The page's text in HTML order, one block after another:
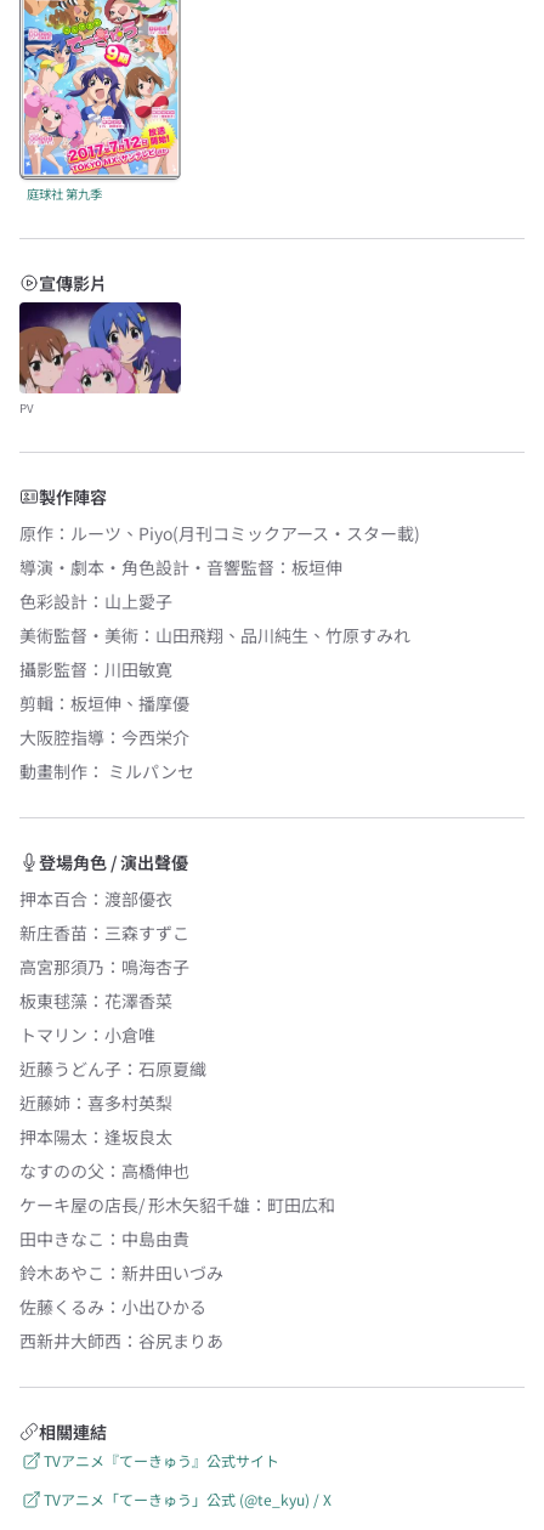
庭球社 第九季
宣傳影片
PV
製作陣容
原作 ： ルーツ 、 Piyo(月刊コミックアース・スター載)
導演・劇本・角色設計・音響監督 ： 板垣伸
色彩設計 ： 山上愛子
美術監督・美術 ： 山田飛翔 、 品川純生 、 竹原すみれ
攝影監督 ： 川田敏寛
剪輯 ： 板垣伸 、 播摩優
大阪腔指導 ： 今西栄介
動畫制作： ミルパンセ
登場角色 / 演出聲優
押本百合 ： 渡部優衣
新庄香苗 ： 三森すずこ
高宮那須乃 ： 鳴海杏子
板東毬藻 ： 花澤香菜
トマリン ： 小倉唯
近藤うどん子 ： 石原夏織
近藤姉 ： 喜多村英梨
押本陽太 ： 逢坂良太
なすのの父 ： 高橋伸也
ケーキ屋の店長/ 形木矢貂千雄 ： 町田広和
田中きなこ ： 中島由貴
鈴木あやこ ： 新井田いづみ
佐藤くるみ ： 小出ひかる
西新井大師西 ： 谷尻まりあ
相關連結
TVアニメ『てーきゅう』公式サイト
TVアニメ「てーきゅう」公式 (@te_kyu) / X